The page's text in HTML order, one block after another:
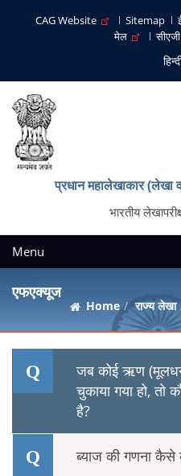
CAG Website Sitemap
मेल
प्रधान महालेखाकार (लेखा
भारतीय
Menu
एफएक्यूज
Home राज्य लेखा
जब कोई ऋण
चुकाया गया हो, तो
है?
ब्याज की गणना कैसे